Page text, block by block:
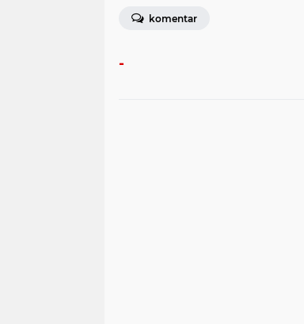
komentar
-